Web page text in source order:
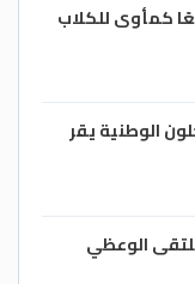
كمأوى للكلاب
الوطنية يقر
الوعظي